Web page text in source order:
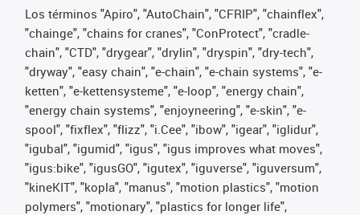
Los términos "Apiro", "AutoChain", "CFRIP", "chainflex",
"chainge", "chains for cranes", "ConProtect", "cradle-
chain", "CTD", "drygear", "drylin", "dryspin", "dry-tech",
"dryway", "easy chain", "e-chain", "e-chain systems", "e-
ketten", "e-kettensysteme", "e-loop", "energy chain",
"energy chain systems", "enjoyneering", "e-skin", "e-
spool", "fixflex", "flizz", "i.Cee", "ibow", "igear", "iglidur",
"igubal", "igumid", "igus", "igus improves what moves",
"igus:bike", "igusGO", "igutex", "iguverse", "iguversum",
"kineKIT", "kopla", "manus", "motion plastics", "motion
polymers", "motionary", "plastics for longer life",